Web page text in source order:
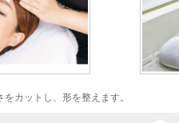
カットし、形を整えます。